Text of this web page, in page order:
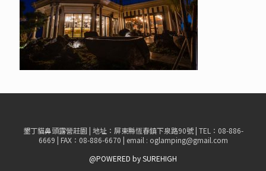
墾丁貓鼻頭露營莊園 | 地址：屏東縣恆春鎮下泉路90號 | TEL：08-886-
6669 | FAX：08-886-6670 | email : oglamping@gmail.com
@POWERED by SUREHIGH